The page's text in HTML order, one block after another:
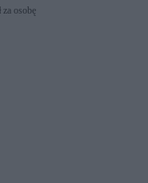
za osobę